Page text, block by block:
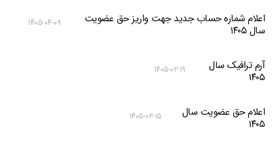
اعلام شماره حساب جدید جهت واریز حق عضویت
سال ۱۴۰۵
۱۴۰۵-۰۴-۰۹
آرم ترافیک سال
۱۴۰۵
۱۴۰۵-۰۲-۱۹
اعلام حق عضویت سال
۱۴۰۵
۱۴۰۵-۰۲-۱۵